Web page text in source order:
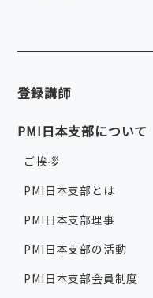
登録講師
PMI日本支部について
ご挨拶
PMI日本支部とは
PMI日本支部理事
PMI日本支部の活動
PMI日本支部会員制度